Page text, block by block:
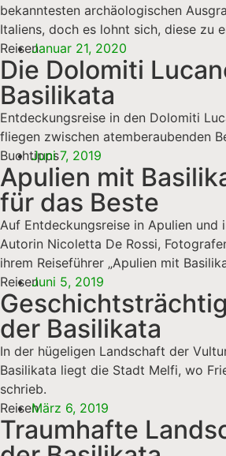
bekanntesten archäologischen
Italiens, doch es lohnt sich, diese zu
Reisen
Die Dolomiti
Basilikata
Entdeckungsreise in den Dolomiti
fliegen zwischen atemberaubenden
Januar 21, 2020
Buchtipps
Apulien mit
für das Beste
Auf Entdeckungsreise in Apulien und
Autorin Nicoletta De Rossi,
ihrem Reiseführer „Apulien mit
Juni 7, 2019
Reisen
der Basilikata
In der hügeligen Landschaft der
Basilikata liegt die Stadt Melfi, wo
schrieb.
Juni 5, 2019
Reisen
Traumhafte
März 6, 2019